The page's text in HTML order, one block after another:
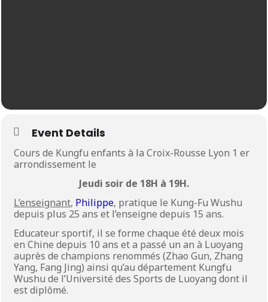
Event Details
Cours de Kungfu enfants à la Croix-Rousse Lyon 1 er
arrondissement le
Jeudi soir de 18H à 19H.
L’enseignant, Philippe, pratique le Kung-Fu Wushu
depuis plus 25 ans et l’enseigne depuis 15 ans.
Educateur sportif, il se forme chaque été deux mois
en Chine depuis 10 ans et a passé un an à Luoyang
auprès de champions renommés (Zhao Gun, Zhang
Yang, Fang Jing) ainsi qu’au département Kungfu
Wushu de l’Université des Sports de Luoyang dont il
est diplômé.